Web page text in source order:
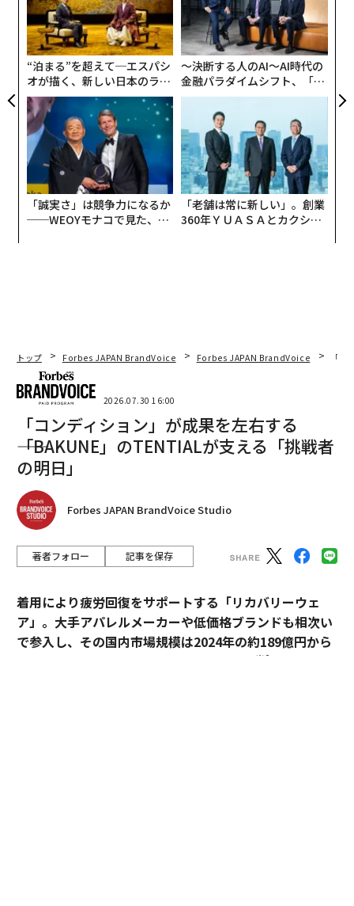
“泊まる”を超えて─エスパシ
オが描く、新しい日本のラグ
ジュアリー（中編）
〜決断する人のAI〜AI時代の
金融パラダイムシフト、「超
個別化」の核心 【MUFG×ウ
ェルスナビ×PwC】
「誠実さ」は競争力になるか
──WEOYモナコで見た、く
「老舗は常に新しい」。創業
360年ＹＵＡＳＡとカクシン
トップ Forbes JAPAN BrandVoice Forbes JAPAN BrandVoice 「
2026.07.30 16:00
「コンディション」が成果を左右する
――「BAKUNE」のTENTIALが支える「挑戦者
の明日」
Forbes JAPAN BrandVoice Studio
著者フォロー 記事を保存
着用により疲労回復をサポートする「リカバリーウェ
ア」。大手アパレルメーカーや低価格ブランドも相次い
で参入し、その国内市場規模は2024年の約189億円から
※1